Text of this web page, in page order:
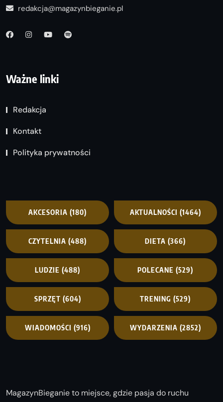
redakcja@magazynbieganie.pl
Ważne linki
Redakcja
Kontakt
Polityka prywatności
AKCESORIA (180) AKTUALNOŚCI (1464)
CZYTELNIA (488) DIETA (366)
LUDZIE (488) POLECANE (529)
SPRZĘT (604) TRENING (529)
WIADOMOŚCI (916) WYDARZENIA (2852)
MagazynBieganie to miejsce, gdzie pasja do ruchu